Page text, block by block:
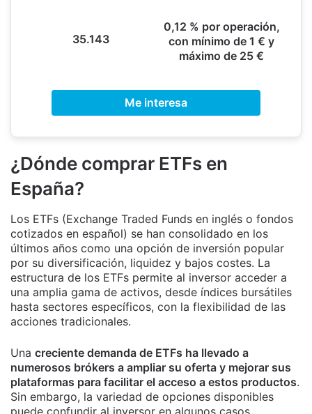
35.143
0,12 % por operación,
con mínimo de 1 € y
máximo de 25 €
Me interesa
¿Dónde comprar ETFs en
España?
Los ETFs (Exchange Traded Funds en inglés o fondos
cotizados en español) se han consolidado en los
últimos años como una opción de inversión popular
por su diversificación, liquidez y bajos costes. La
estructura de los ETFs permite al inversor acceder a
una amplia gama de activos, desde índices bursátiles
hasta sectores específicos, con la flexibilidad de las
acciones tradicionales.
Una creciente demanda de ETFs ha llevado a
numerosos brókers a ampliar su oferta y mejorar sus
plataformas para facilitar el acceso a estos productos.
Sin embargo, la variedad de opciones disponibles